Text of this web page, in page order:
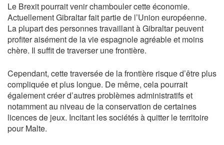
Le Brexit pourrait venir chambouler cette économie.
Actuellement Gibraltar fait partie de l’Union européenne.
La plupart des personnes travaillant à Gibraltar peuvent
profiter aisément de la vie espagnole agréable et moins
chère. Il suffit de traverser une frontière.
Cependant, cette traversée de la frontière risque d’être plus
compliquée et plus longue. De même, cela pourrait
également créer d’autres problèmes administratifs et
notamment au niveau de la conservation de certaines
licences de jeux. Incitant les sociétés à quitter le territoire
pour Malte.